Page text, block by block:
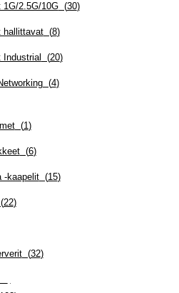
1G/2.5G/10G(30)
hallittavat(8)
Industrial (20)
(4)
(1)
(6)
-kaapelit(15)
22)
(32)